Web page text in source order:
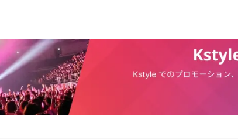
われました。それでもダンスを止めなかったし、最終的に大型企画会社に
、歌手の夢に近づくことができました」(テリョン)「そこで会った人がRA
く覚えていますが、RAIN先輩が現れたときは、本当に周辺が真っ白にな
弟は2006年、韓国最大の芸能企画会社の一つであるJYPエンターテイン
、夢を具体化することができた。1年間の練習生生活を経て兄弟は、代表
にカムバックするメインステージでバックダンサーとして活躍するな
像だったRAINも兄弟に「話はよく聞いた」と言いながら励ましの握手を